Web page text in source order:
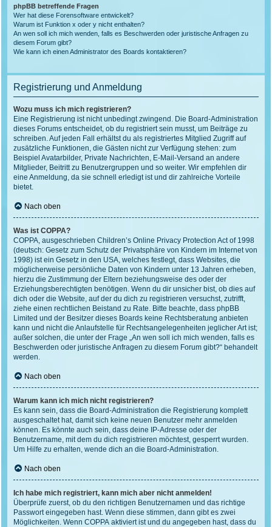
phpBB betreffende Fragen
Wer hat diese Forensoftware entwickelt?
Warum ist Funktion x oder y nicht enthalten?
An wen soll ich mich wenden, falls es Beschwerden oder juristische Anfragen zu
diesem Forum gibt?
Wie kann ich einen Administrator des Boards kontaktieren?
Registrierung und Anmeldung
Wozu muss ich mich registrieren?
Eine Registrierung ist nicht unbedingt zwingend. Die Board-Administration
dieses Forums entscheidet, ob du registriert sein musst, um Beiträge zu
schreiben. Auf jeden Fall erhältst du als registriertes Mitglied Zugriff auf
zusätzliche Funktionen, die Gästen nicht zur Verfügung stehen: zum
Beispiel Avatarbilder, Private Nachrichten, E-Mail-Versand an andere
Mitglieder, Beitritt zu Benutzergruppen und so weiter. Wir empfehlen dir
eine Anmeldung, da sie schnell erledigt ist und dir zahlreiche Vorteile
bietet.
Nach oben
Was ist COPPA?
COPPA, ausgeschrieben Children’s Online Privacy Protection Act of 1998
(deutsch: Gesetz zum Schutz der Privatsphäre von Kindern im Internet von
1998) ist ein Gesetz in den USA, welches festlegt, dass Websites, die
möglicherweise persönliche Daten von Kindern unter 13 Jahren erheben,
hierzu die Zustimmung der Eltern beziehungsweise des oder der
Erziehungsberechtigten benötigen. Wenn du dir unsicher bist, ob dies auf
dich oder die Website, auf der du dich zu registrieren versuchst, zutrifft,
ziehe einen rechtlichen Beistand zu Rate. Bitte beachte, dass phpBB
Limited und der Besitzer dieses Boards keine Rechtsberatung anbieten
kann und nicht die Anlaufstelle für Rechtsangelegenheiten jeglicher Art ist;
außer solchen, die unter der Frage „An wen soll ich mich wenden, falls es
Beschwerden oder juristische Anfragen zu diesem Forum gibt?“ behandelt
werden.
Nach oben
Warum kann ich mich nicht registrieren?
Es kann sein, dass die Board-Administration die Registrierung komplett
ausgeschaltet hat, damit sich keine neuen Benutzer mehr anmelden
können. Es könnte auch sein, dass deine IP-Adresse oder der
Benutzername, mit dem du dich registrieren möchtest, gesperrt wurden.
Um Hilfe zu erhalten, wende dich an die Board-Administration.
Nach oben
Ich habe mich registriert, kann mich aber nicht anmelden!
Überprüfe zuerst, ob du den richtigen Benutzernamen und das richtige
Passwort eingegeben hast. Wenn diese stimmen, dann gibt es zwei
Möglichkeiten. Wenn COPPA aktiviert ist und du angegeben hast, dass du